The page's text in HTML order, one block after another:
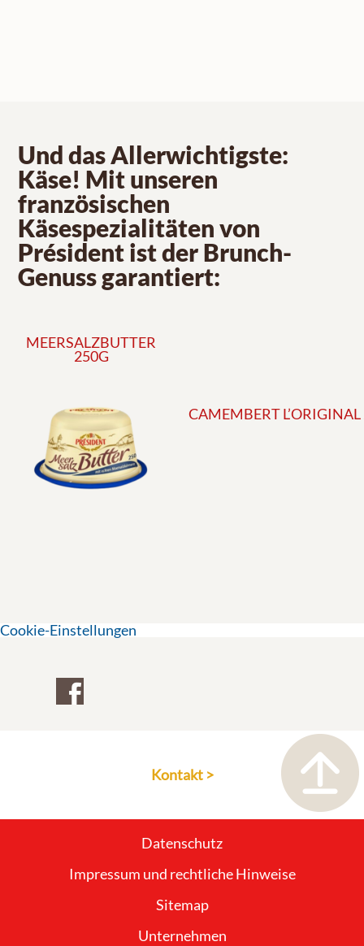
Und das Allerwichtigste:
Käse! Mit unseren
französischen
Käsespezialitäten von
Président ist der Brunch-
Genuss garantiert:
MEERSALZBUTTER
250G
CAMEMBERT
Cookie-Einstellungen
Kontakt >
Datenschutz
Impressum und rechtliche Hinweise
Sitemap
Unternehmen